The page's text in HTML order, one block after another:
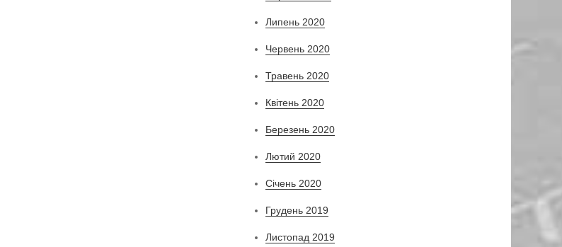
Липень 2020
Червень 2020
Травень 2020
Квітень 2020
Березень 2020
Лютий 2020
Січень 2020
Грудень 2019
Листопад 2019